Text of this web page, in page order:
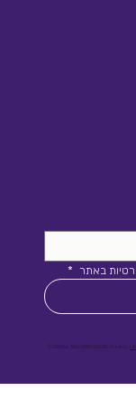
באתר *
© 2026 by Site WORKAROUND. Made by